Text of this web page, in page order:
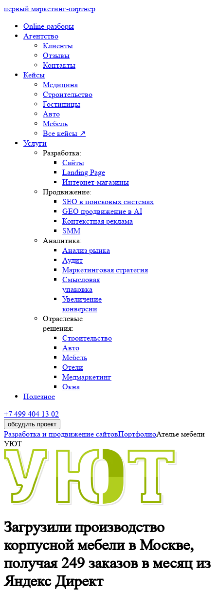
первый маркетинг-партнер
Online-разборы
Агентство
Клиенты
Отзывы
Контакты
Кейсы
Медицина
Строительство
Гостиницы
Авто
Мебель
Все кейсы ↗
Услуги
Разработка:
Сайты
Landing Page
Интернет-магазины
Продвижение:
SEO в поисковых системах
GEO продвижение в AI
Контекстная реклама
SMM
Аналитика:
Анализ рынка
Аудит
Маркетинговая стратегия
Смысловая
упаковка
Увеличение
конверсии
Отраслевые
решения:
Строительство
Авто
Мебель
Отели
Медмаркетинг
Окна
Полезное
+7 499 404 13 02
обсудить проект
Разработка и продвижение сайтовПортфолиоАтелье мебели
УЮТ
Загрузили производство
корпусной мебели в Москве,
получая 249 заказов в месяц из
Яндекс Директ